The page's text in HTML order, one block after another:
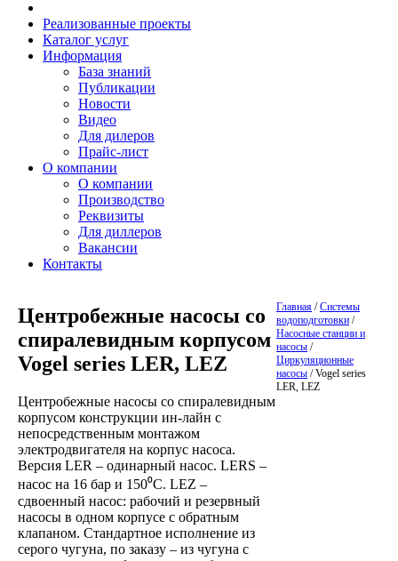
Реализованные проекты
Каталог услуг
Информация
База знаний
Публикации
Новости
Видео
Для дилеров
Прайс-лист
О компании
О компании
Производство
Реквизиты
Для диллеров
Вакансии
Контакты
Главная /Системы
водоподготовки /
Насосные станции и
насосы /
Циркуляционные
насосы /Vogel series
LER, LEZ
Центробежные насосы со
спиралевидным корпусом
Vogel series LER, LEZ
Центробежные насосы со спиралевидным
корпусом конструкции ин-лайн с
непосредственным монтажом
электродвигателя на корпус насоса.
Версия LER – одинарный насос. LERS –
насос на 16 бар и 150⁰C. LEZ –
сдвоенный насос: рабочий и резервный
насосы в одном корпусе с обратным
клапаном. Стандартное исполнение из
серого чугуна, по заказу – из чугуна с